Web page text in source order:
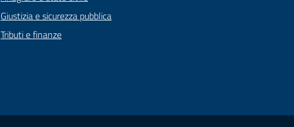
Giustizia e sicurezza pubblica
Tributi e finanze